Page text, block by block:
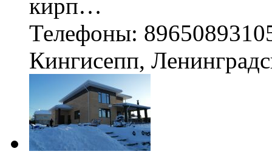
кирп…
Телефоны:
Кингисепп,